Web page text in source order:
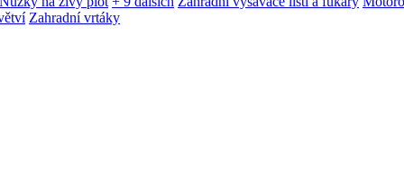
Zahradní vrtáky